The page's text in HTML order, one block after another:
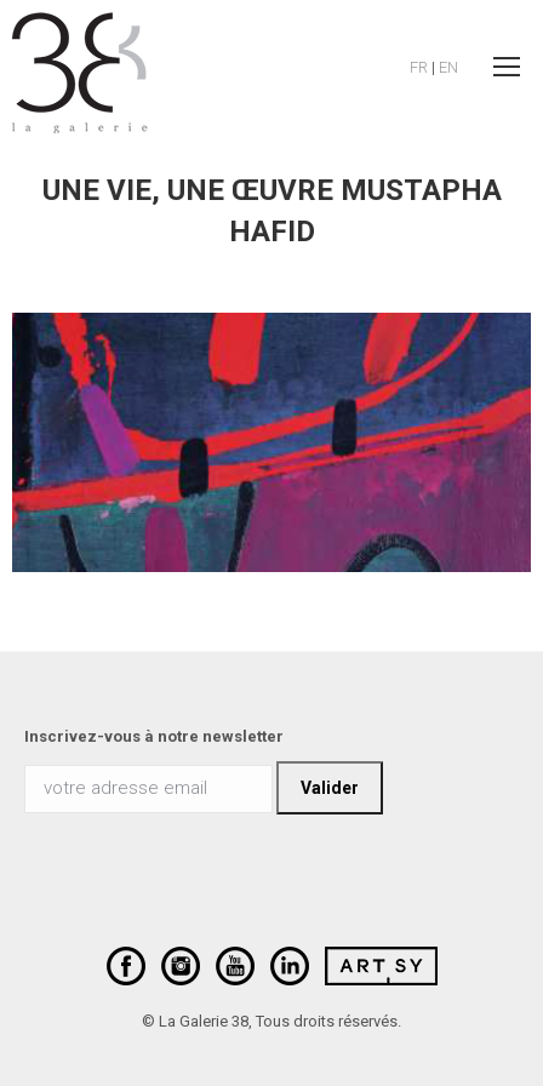
FR | EN
UNE VIE, UNE ŒUVRE MUSTAPHA
HAFID
Inscrivez-vous à notre newsletter
© La Galerie 38, Tous droits réservés.